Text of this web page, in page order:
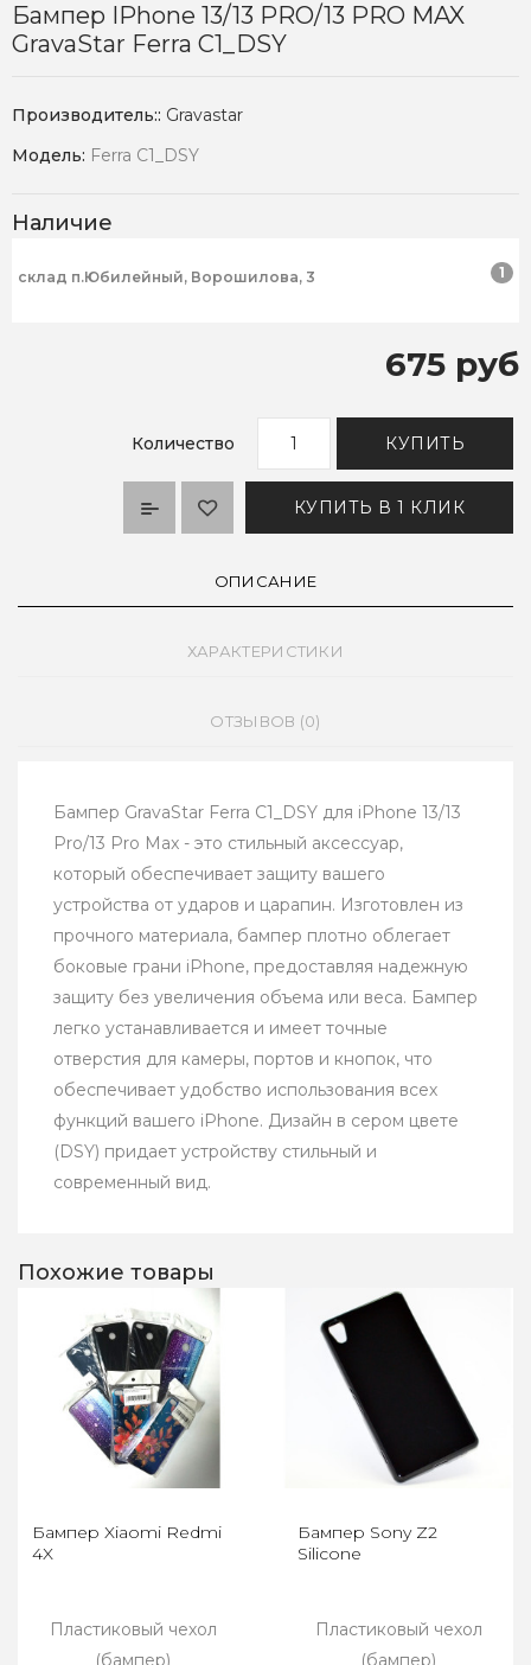
Бампер IPhone 13/13 PRO/13 PRO MAX
GravaStar Ferra C1_DSY
Производитель:: Gravastar
Модель: Ferra C1_DSY
Наличие
склад п.Юбилейный, Ворошилова, 3 1
675 руб
Количество КУПИТЬ
КУПИТЬ В 1 КЛИК
ОПИСАНИЕ
ХАРАКТЕРИСТИКИ
ОТЗЫВОВ (0)
Бампер GravaStar Ferra C1_DSY для iPhone 13/13
Pro/13 Pro Max - это стильный аксессуар,
который обеспечивает защиту вашего
устройства от ударов и царапин. Изготовлен из
прочного материала, бампер плотно облегает
боковые грани iPhone, предоставляя надежную
защиту без увеличения объема или веса. Бампер
легко устанавливается и имеет точные
отверстия для камеры, портов и кнопок, что
обеспечивает удобство использования всех
функций вашего iPhone. Дизайн в сером цвете
(DSY) придает устройству стильный и
современный вид.
Похожие товары
Бампер Xiaomi Redmi
4X
Пластиковый чехол
(бампер)
Бампер Sony Z2
Silicone
Пластиковый чехол
(бампер)